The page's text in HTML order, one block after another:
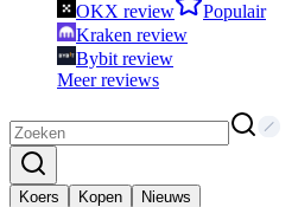
OKX review
Populair
Kraken review
Bybit review
Meer reviews
Koers Kopen Nieuws